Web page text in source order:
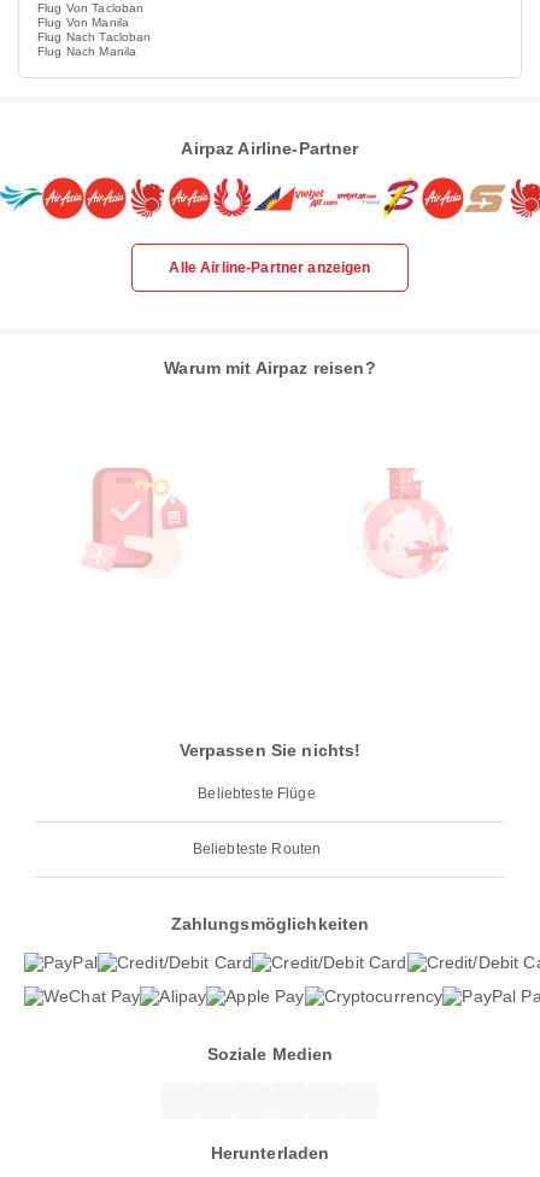
Flug Von Tacloban
Flug Von Manila
Flug Nach Tacloban
Flug Nach Manila
Airpaz Airline-Partner
Alle Airline-Partner anzeigen
Warum mit Airpaz reisen?
Verpassen Sie nichts!
Beliebteste Flüge
Beliebteste Routen
Zahlungsmöglichkeiten
Soziale Medien
Herunterladen